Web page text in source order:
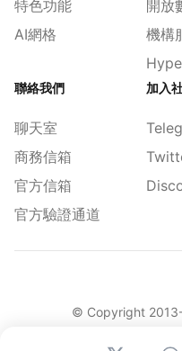
特色功能
AI網格
開放
機構
聯絡我們
聊天室
商務信箱
官方信箱
官方驗證通道
加入
© Copyright